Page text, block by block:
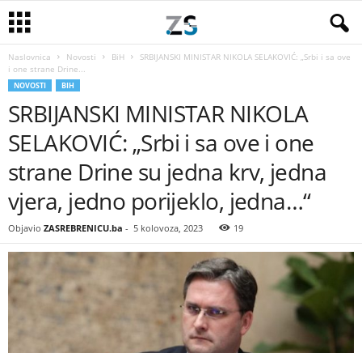
Naslovnica Novosti BiH
SRBIJANSKI MINISTAR NIKOLA SELAKOVIĆ: „Srbi i sa ove
i one strane Drine...
NOVOSTI BIH
SRBIJANSKI MINISTAR NIKOLA
SELAKOVIĆ: „Srbi i sa ove i one
strane Drine su jedna krv, jedna
vjera, jedno porijeklo, jedna…“
Objavio ZASREBRENICU.ba - 5 kolovoza, 2023 19